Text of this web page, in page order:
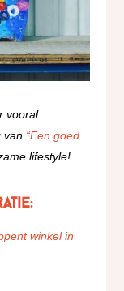
vooral
van “Een goed
lifestyle!
winkel in